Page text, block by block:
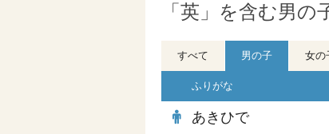
「英」を含む男の
すべて 男の子 女の
ふりがな
あきひで